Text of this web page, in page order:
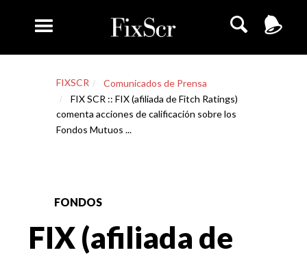
FIXSCR
Comunicados de Prensa
FIX SCR :: FIX (afiliada de Fitch Ratings)
comenta acciones de calificación sobre los
Fondos Mutuos ...
FONDOS
FIX (afiliada de